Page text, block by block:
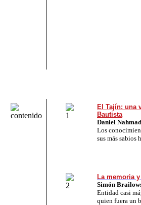
El Tajín: una
Bautista
Daniel
Los
sus más sabios
La memoria
Simón
Entidad casi
quien fuera un